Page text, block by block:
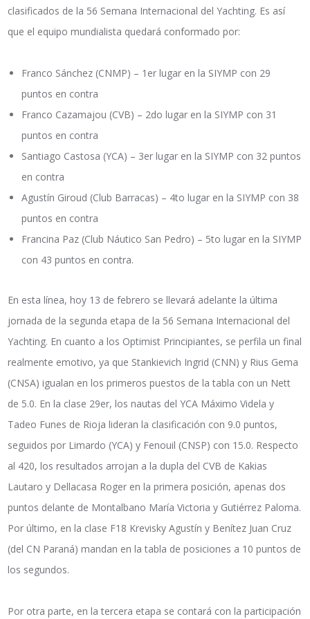
clasificados de la 56 Semana Internacional del Yachting. Es así
que el equipo mundialista quedará conformado por:
Franco Sánchez (CNMP) – 1er lugar en la SIYMP con 29
puntos en contra
Franco Cazamajou (CVB) – 2do lugar en la SIYMP con 31
puntos en contra
Santiago Castosa (YCA) – 3er lugar en la SIYMP con 32 puntos
en contra
Agustín Giroud (Club Barracas) – 4to lugar en la SIYMP con 38
puntos en contra
Francina Paz (Club Náutico San Pedro) – 5to lugar en la SIYMP
con 43 puntos en contra.
En esta línea, hoy 13 de febrero se llevará adelante la última
jornada de la segunda etapa de la 56 Semana Internacional del
Yachting. En cuanto a los Optimist Principiantes, se perfila un final
realmente emotivo, ya que Stankievich Ingrid (CNN) y Rius Gema
(CNSA) igualan en los primeros puestos de la tabla con un Nett
de 5.0. En la clase 29er, los nautas del YCA Máximo Videla y
Tadeo Funes de Rioja lideran la clasificación con 9.0 puntos,
seguidos por Limardo (YCA) y Fenouil (CNSP) con 15.0. Respecto
al 420, los resultados arrojan a la dupla del CVB de Kakias
Lautaro y Dellacasa Roger en la primera posición, apenas dos
puntos delante de Montalbano María Victoria y Gutiérrez Paloma.
Por último, en la clase F18 Krevisky Agustín y Benítez Juan Cruz
(del CN Paraná) mandan en la tabla de posiciones a 10 puntos de
los segundos.
Por otra parte, en la tercera etapa se contará con la participación